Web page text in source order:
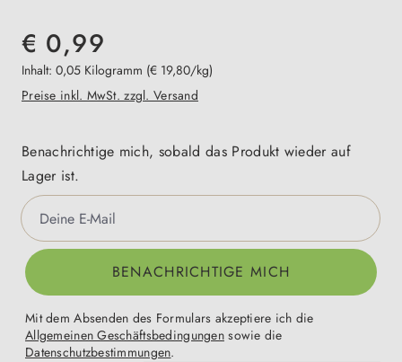
€ 0,99
Inhalt: 0,05 Kilogramm (€ 19,80/kg)
Preise inkl. MwSt. zzgl. Versand
Benachrichtige mich, sobald das Produkt wieder auf
Lager ist.
Deine E-Mail
BENACHRICHTIGE MICH
Mit dem Absenden des Formulars akzeptiere ich die
Allgemeinen Geschäftsbedingungensowie die
Datenschutzbestimmungen.